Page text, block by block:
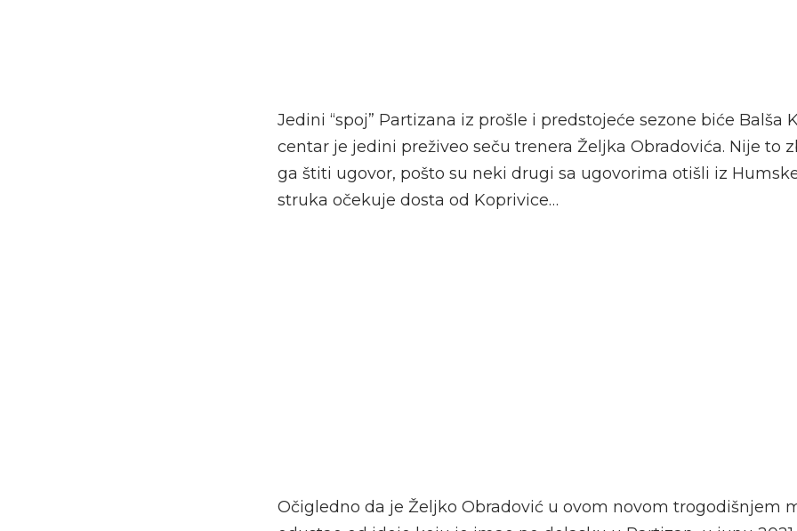
Jedini “spoj” Partizana iz prošle i predstojeće sezone biće Balša
centar je jedini preživeo seču trenera Željka Obradovića. Nije to
ga štiti ugovor, pošto su neki drugi sa ugovorima otišli iz
struka očekuje dosta od Koprivice…
Očigledno da je Željko Obradović u ovom novom trogodišnjem